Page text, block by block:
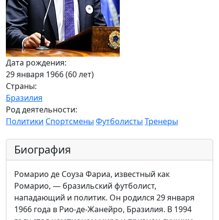
Дата рождения:
29 января 1966 (60 лет)
Страны:
Бразилия
Род деятельности:
Политики Спортсмены Футболисты Тренеры
Биография
Ромарио де Соуза Фариа, известный как
Ромарио, — бразильский футболист,
нападающий и политик. Он родился 29 января
1966 года в Рио-де-Жанейро, Бразилия. В 1994